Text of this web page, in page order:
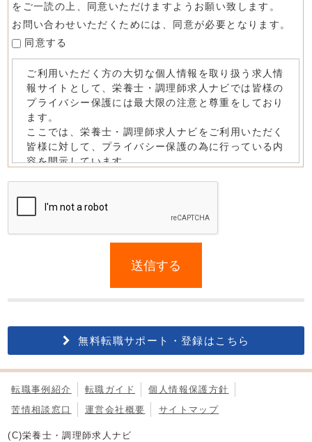
をご一読の上、同意いただけますようお願い致します。
お問い合わせいただくためには、同意が必要となります。
同意する
this
送信する
無料転職サポート・登録はこちら
転職事例紹介 転職ガイド
個人情報保護方針
苦情相談窓口
運営会社概要 サイトマップ
(C)栄養士・調理師求人ナビ